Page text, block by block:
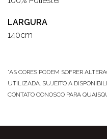
LARGURA
140cm
*AS CORES PODEM SOFRER
UTILIZADA. SUJEITO A
CONTATO CONOSCO PARA